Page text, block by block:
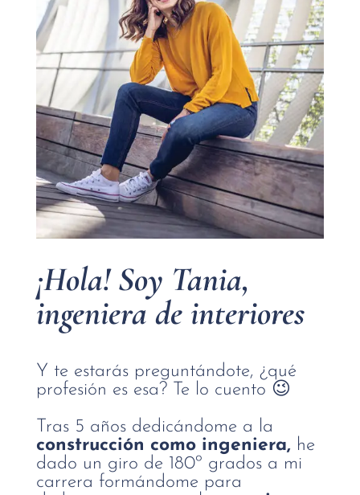
¡Hola! Soy Tania,
ingeniera de interiores
Y te estarás preguntándote, ¿qué
profesión es esa? Te lo cuento 😉
Tras 5 años dedicándome a la
construcción como ingeniera, he
dado un giro de 180º grados a mi
carrera formándome para